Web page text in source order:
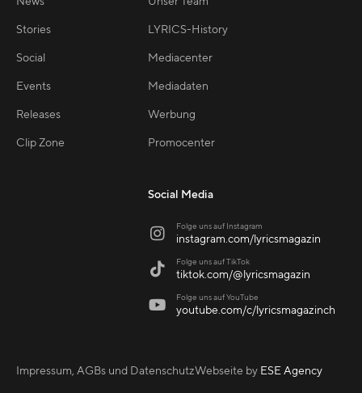
Stories
Social
Events
Releases
Clip Zone
LYRICS-History
Mediacenter
Mediadaten
Werbung
Promocenter
Social Media
 Folge uns auf Instagram
instagram.com/lyricsmagazin
 Folge uns auf TikTok
tiktok.com/@lyricsmagazin
 Folge uns auf YouTube
youtube.com/c/lyricsmagazinch
Impressum, AGBs und DatenschutzWebseite by ESE Agency